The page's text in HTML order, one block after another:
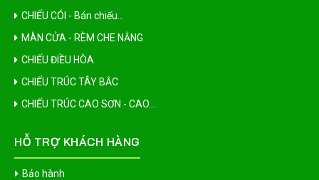
CHIẾU CÓI - Bán chiếu...
MÀN CỬA - RÈM CHE NẮNG
CHIẾU ĐIỀU HÒA
CHIẾU TRÚC TÂY BẮC
CHIẾU TRÚC CAO SƠN - CAO...
HỖ TRỢ KHÁCH HÀNG
Bảo hành